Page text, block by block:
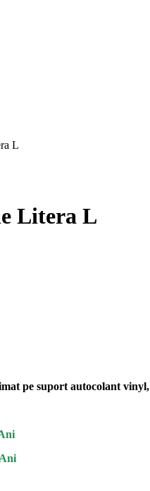
L
Litera L
pe suport autocolant vinyl,